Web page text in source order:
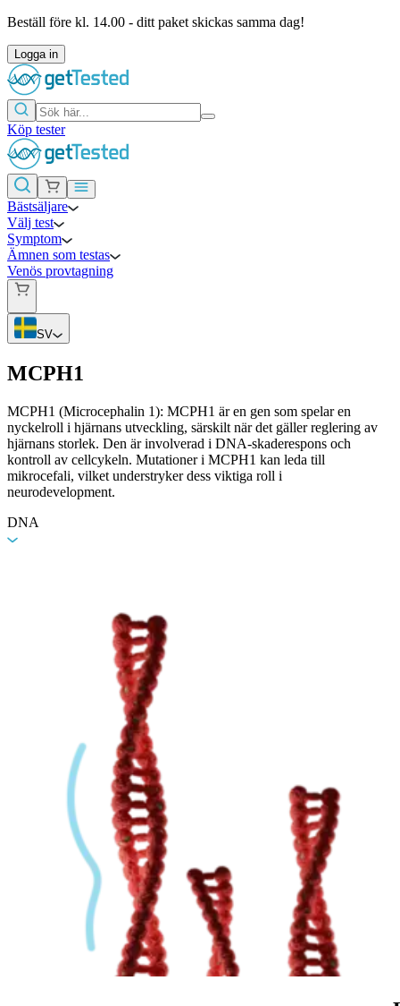
Beställ före kl. 14.00 - ditt paket skickas samma dag!
Logga in
Köp tester
Bästsäljare
Välj test
Symptom
Ämnen som testas
Venös provtagning
SV
MCPH1
MCPH1 (Microcephalin 1): MCPH1 är en gen som spelar en
nyckelroll i hjärnans utveckling, särskilt när det gäller reglering av
hjärnans storlek. Den är involverad i DNA-skaderespons och
kontroll av cellcykeln. Mutationer i MCPH1 kan leda till
mikrocefali, vilket understryker dess viktiga roll i
neurodevelopment.
DNA